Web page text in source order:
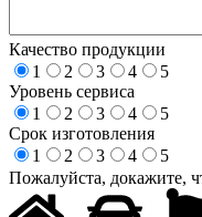
Качество продукции
1
2 3 4
5
Уровень сервиса
1
2 3 4
5
Срок изготовления
1
2 3 4
5
Пожалуйста, докажите,